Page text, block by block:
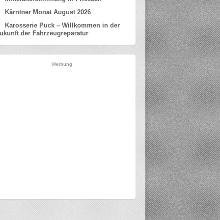
Kärntner Monat August 2026
Karosserie Puck – Willkommen in der
der Fahrzeugreparatur
Werbung